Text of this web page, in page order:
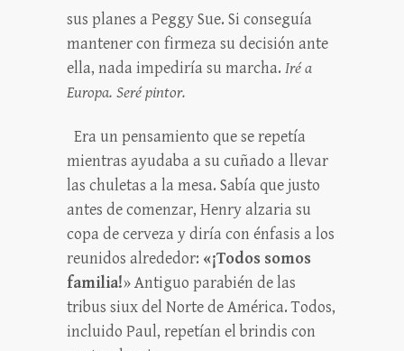
sus planes a Peggy Sue. Si conseguía
mantener con firmeza su decisión ante
ella, nada impediría su marcha. Iré a
Europa. Seré pintor.
Era un pensamiento que se repetía
mientras ayudaba a su cuñado a llevar
las chuletas a la mesa. Sabía que justo
antes de comenzar, Henry alzaria su
copa de cerveza y diría con énfasis a los
reunidos alrededor: «¡Todos somos
familia!» Antiguo parabién de las
tribus siux del Norte de América. Todos,
incluido Paul, repetían el brindis con